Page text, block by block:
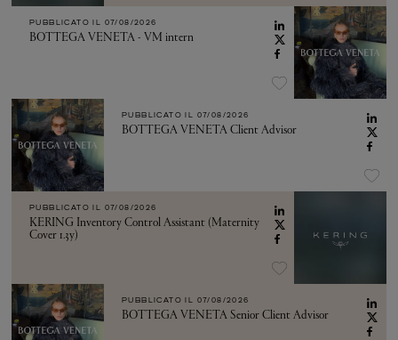
PUBBLICATO IL 07/08/2026
BOTTEGA VENETA - VM intern
PUBBLICATO IL 07/08/2026
BOTTEGA VENETA Client Advisor
PUBBLICATO IL 07/08/2026
KERING Inventory Control Assistant (Maternity
Cover 1.3y)
PUBBLICATO IL 07/08/2026
BOTTEGA VENETA Senior Client Advisor